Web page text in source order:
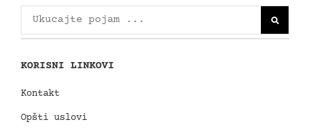
KORISNI LINKOVI
Kontakt
Opšti uslovi